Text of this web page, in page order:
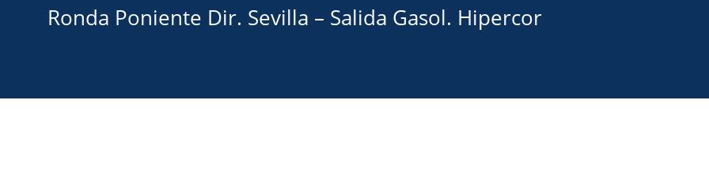
Ronda Poniente Dir. Sevilla – Salida Gasol. Hipercor